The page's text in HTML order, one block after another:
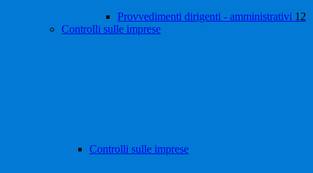
Provvedimenti dirigenti - amministrativi 12
Controlli sulle imprese
Controlli sulle imprese